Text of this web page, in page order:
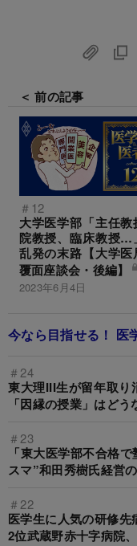
＜ 前の記事
＃12
大学医学部「主任教
院教授、臨床教授…
乱発の末路【大学医
覆面座談会・後編】
2023年6月4日
今なら目指せる！ 医
＃24
東大理III生が留年取り
「因縁の授業」はどう
＃23
「東大医学部不合格
スマ”和田秀樹氏経営
＃22
医学生に人気の研修先
2位武蔵野赤十字病院